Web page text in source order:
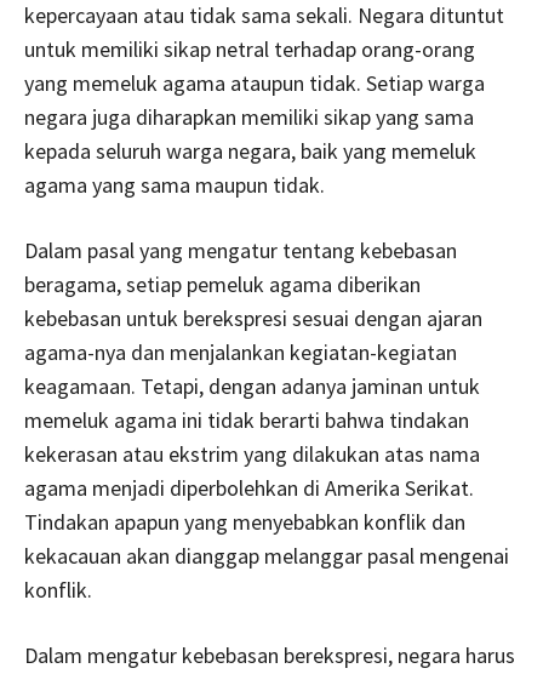
kepercayaan atau tidak sama sekali. Negara dituntut
untuk memiliki sikap netral terhadap orang-orang
yang memeluk agama ataupun tidak. Setiap warga
negara juga diharapkan memiliki sikap yang sama
kepada seluruh warga negara, baik yang memeluk
agama yang sama maupun tidak.
Dalam pasal yang mengatur tentang kebebasan
beragama, setiap pemeluk agama diberikan
kebebasan untuk berekspresi sesuai dengan ajaran
agama-nya dan menjalankan kegiatan-kegiatan
keagamaan. Tetapi, dengan adanya jaminan untuk
memeluk agama ini tidak berarti bahwa tindakan
kekerasan atau ekstrim yang dilakukan atas nama
agama menjadi diperbolehkan di Amerika Serikat.
Tindakan apapun yang menyebabkan konflik dan
kekacauan akan dianggap melanggar pasal mengenai
konflik.
Dalam mengatur kebebasan berekspresi, negara harus